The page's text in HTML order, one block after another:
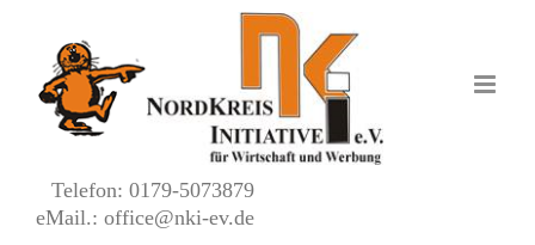
springen
Telefon: 0179-5073879
eMail.: office@nki-ev.de